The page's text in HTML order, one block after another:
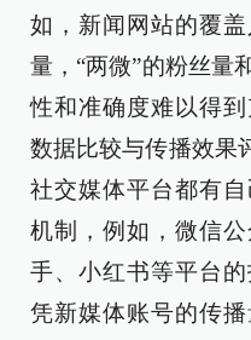
如，新闻网站的覆
量，“两微”的粉丝量
性和准确度难以得
数据比较与传播效果
社交媒体平台都有
机制，例如，微信
手、小红书等平台
凭新媒体账号的传